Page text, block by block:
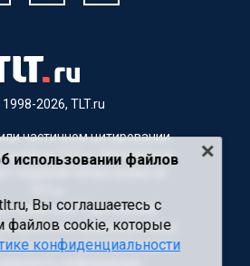
2026, TLT.ru
частичном цитировании
на TLT.ru обязательна.
пометкой "Партнерский
на правах рекламы.
не несет ответственности
использовании файлов
Вы соглашаетесь с
файлов cookie, которые
конфиденциальности